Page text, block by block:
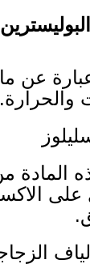
عن
والحرارة.
المادة
على